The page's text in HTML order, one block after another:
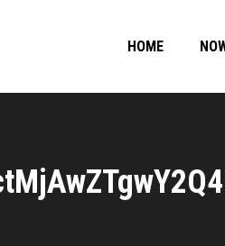
HOME